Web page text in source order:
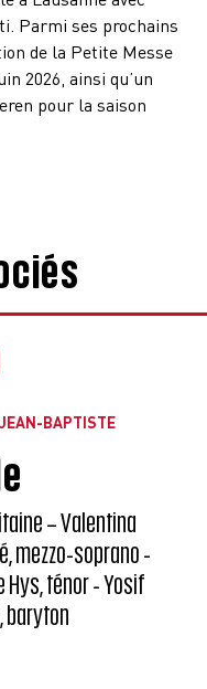
Parmi ses prochains
de la Petite Messe
2026, ainsi qu’un
pour la saison
BAPTISTE
– Valentina
mezzo-soprano -
Hys, ténor - Yosif
baryton